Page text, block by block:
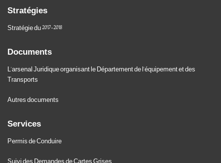
Stratégies
Stratégie du 2017-2018
Documents
L'arsenal Juridique organisant le Département de l'équipement et des
Transports
Autres documents
Services
Permis de Conduire
Suivi des Demandes de Cartes Grises